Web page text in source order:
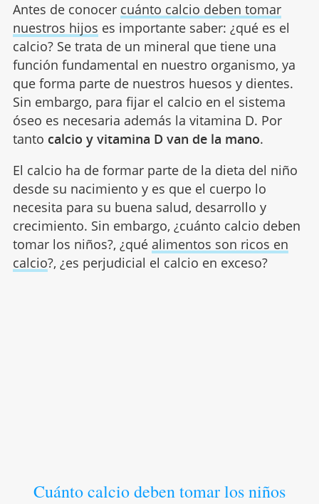
Antes de conocer cuánto calcio deben tomar
nuestros hijos es importante saber: ¿qué es el
calcio? Se trata de un mineral que tiene una
función fundamental en nuestro organismo, ya
que forma parte de nuestros huesos y dientes.
Sin embargo, para fijar el calcio en el sistema
óseo es necesaria además la vitamina D. Por
tanto calcio y vitamina D van de la mano.
El calcio ha de formar parte de la dieta del niño
desde su nacimiento y es que el cuerpo lo
necesita para su buena salud, desarrollo y
crecimiento. Sin embargo, ¿cuánto calcio deben
tomar los niños?, ¿qué alimentos son ricos en
calcio?, ¿es perjudicial el calcio en exceso?
Cuánto calcio deben tomar los niños